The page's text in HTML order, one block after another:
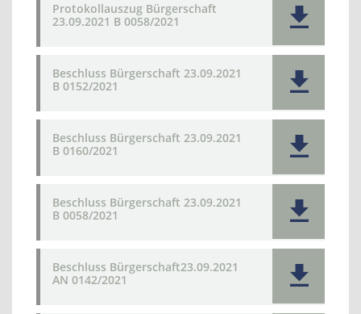
Protokollauszug Bürgerschaft
23.09.2021 B 0058/2021
Beschluss Bürgerschaft 23.09.2021
B 0152/2021
Beschluss Bürgerschaft 23.09.2021
B 0160/2021
Beschluss Bürgerschaft 23.09.2021
B 0058/2021
Beschluss Bürgerschaft23.09.2021
AN 0142/2021